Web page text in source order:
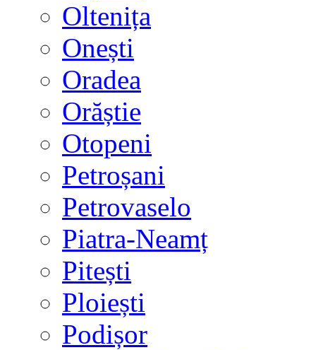
Oltenița
Onești
Oradea
Orăștie
Otopeni
Petroșani
Petrovaselo
Piatra-Neamț
Pitești
Ploiești
Podișor